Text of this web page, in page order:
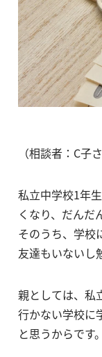
（相談者：C子
私立中学校1年
くなり、だんだ
そのうち、学校
友達もいないし
親としては、私
行かない学校に
と思うからです